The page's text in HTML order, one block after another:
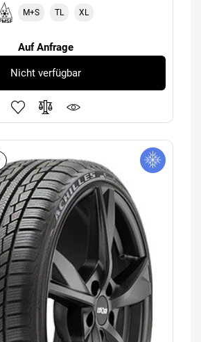
M+S TL XL
Auf Anfrage
Nicht verfügbar